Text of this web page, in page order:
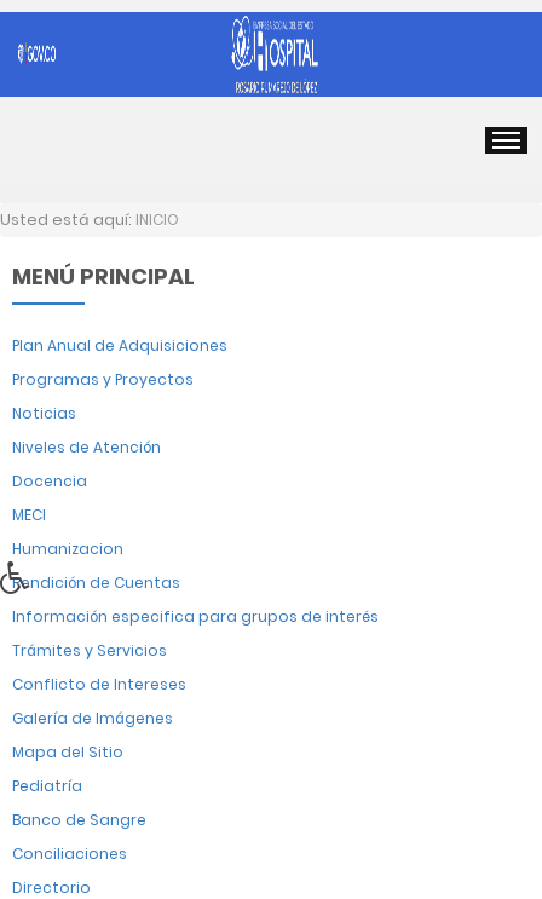
Usted está aquí: INICIO
MENÚ PRINCIPAL
Plan Anual de Adquisiciones
Programas y Proyectos
Noticias
Niveles de Atención
Docencia
MECI
Humanizacion
Rendición de Cuentas
Información especifica para grupos de interés
Trámites y Servicios
Conflicto de Intereses
Galería de Imágenes
Mapa del Sitio
Pediatría
Banco de Sangre
Conciliaciones
Directorio